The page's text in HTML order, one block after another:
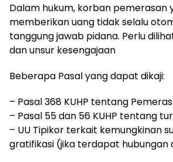
Dalam hukum, korban pemerasan
memberikan uang tidak selalu
tanggung jawab pidana. Perlu
dan unsur kesengajaan
Beberapa Pasal yang dapat dikaji:
– Pasal 368 KUHP tentang
– Pasal 55 dan 56 KUHP tentang
– UU Tipikor terkait kemungkinan
gratifikasi (jika terdapat hubungan